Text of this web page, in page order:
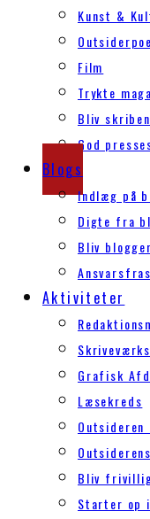
Kunst &
Film
Trykte
Bliv
God
Blogs
Indlæg på
Digte fra
Bliv blogger
Aktiviteter
Grafisk
Læsekreds
Outsideren
Bliv
Starter op